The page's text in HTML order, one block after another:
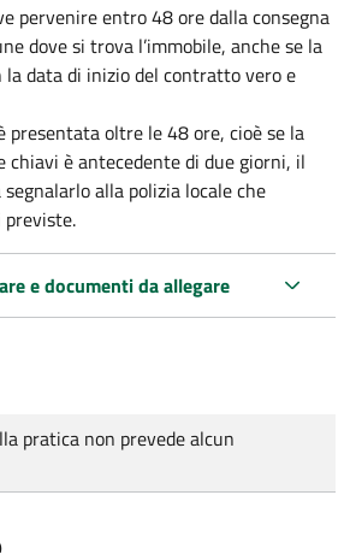
pervenireentro 48 oredalla consegna
dove si trova l’immobile, anche se la
la data di inizio del contratto vero e
presentata oltre le 48 ore, cioè se la
chiavi è antecedente di due giorni, il
alla polizia locale che
previste.
e documenti da allegare
pratica non prevede alcun